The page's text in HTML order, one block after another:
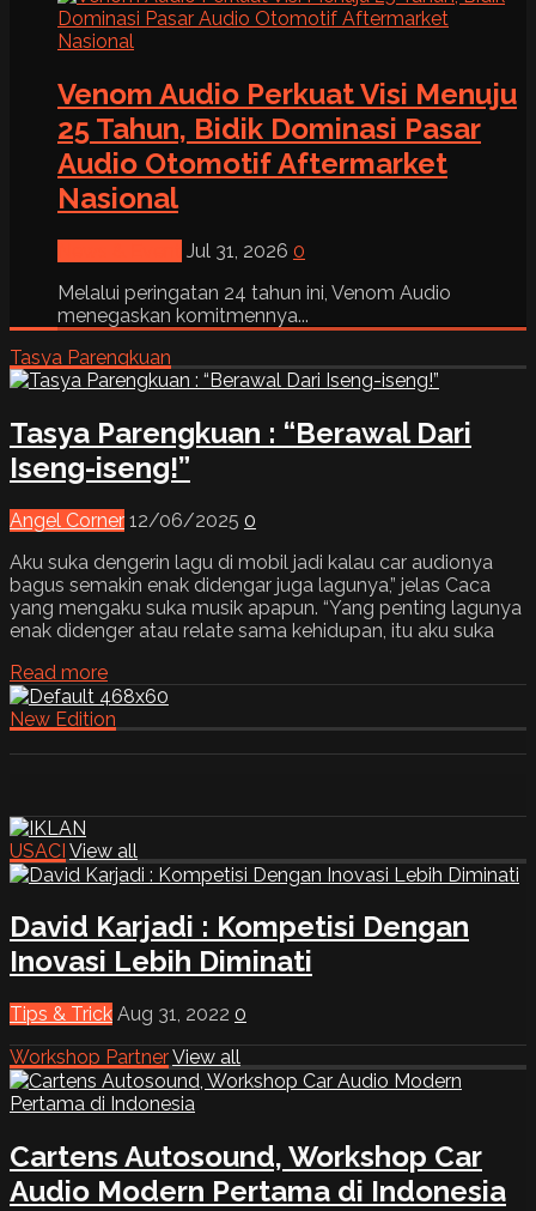
Venom Audio Perkuat Visi Menuju
25 Tahun, Bidik Dominasi Pasar
Audio Otomotif Aftermarket
Nasional
Jul 31, 2026 0
Melalui peringatan 24 tahun ini, Venom Audio
menegaskan komitmennya...
Tasya Parengkuan
Tasya Parengkuan : “Berawal Dari
Iseng-iseng!”
Angel Corner 12/06/2025 0
Aku suka dengerin lagu di mobil jadi kalau car audionya
bagus semakin enak didengar juga lagunya,” jelas Caca
yang mengaku suka musik apapun. “Yang penting lagunya
enak didenger atau relate sama kehidupan, itu aku suka
Read more
New Edition
USACI View all
David Karjadi : Kompetisi Dengan
Inovasi Lebih Diminati
Tips & Trick Aug 31, 2022 0
Workshop PartnerView all
Cartens Autosound, Workshop Car
Audio Modern Pertama di Indonesia